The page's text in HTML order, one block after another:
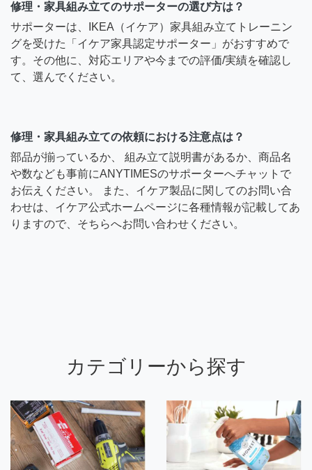
修理・家具組み立てのサポーターの選び方は？
サポーターは、IKEA（イケア）家具組み立てトレーニン
グを受けた「イケア家具認定サポーター」がおすすめで
す。その他に、対応エリアや今までの評価/実績を確認し
て、選んでください。
修理・家具組み立ての依頼における注意点は？
部品が揃っているか、 組み立て説明書があるか、商品名
や数なども事前にANYTIMESのサポーターへチャットで
お伝えください。 また、イケア製品に関してのお問い合
わせは、イケア公式ホームページに各種情報が記載してあ
りますので、そちらへお問い合わせください。
カテゴリーから探す